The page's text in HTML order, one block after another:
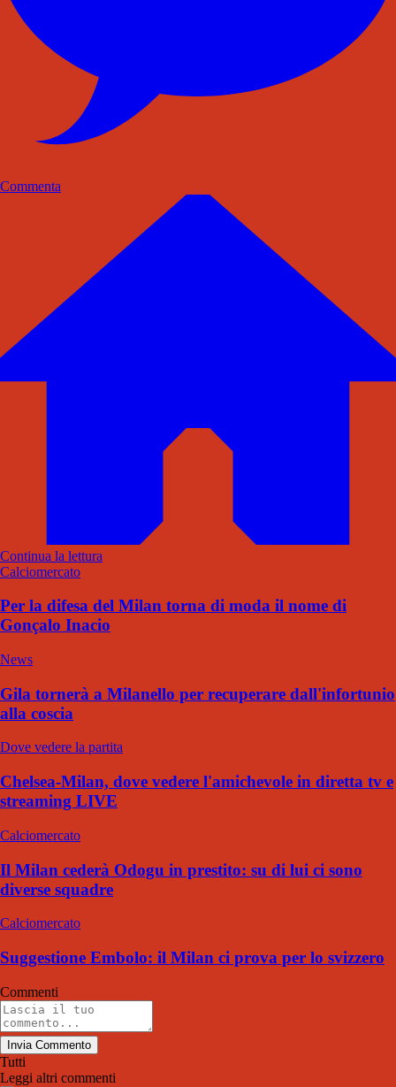
Commenta
Continua la lettura
Calciomercato
Per la difesa del Milan torna di moda il nome di
Gonçalo Inacio
News
Gila tornerà a Milanello per recuperare dall'infortunio
alla coscia
Dove vedere la partita
Chelsea-Milan, dove vedere l'amichevole in diretta tv e
streaming LIVE
Calciomercato
Il Milan cederà Odogu in prestito: su di lui ci sono
diverse squadre
Calciomercato
Suggestione Embolo: il Milan ci prova per lo svizzero
Commenti
Invia Commento
Tutti
Leggi altri commenti